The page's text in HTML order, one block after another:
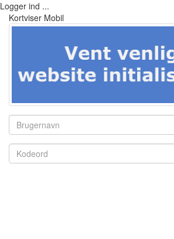
Logger ind ...
Kortviser Mobil